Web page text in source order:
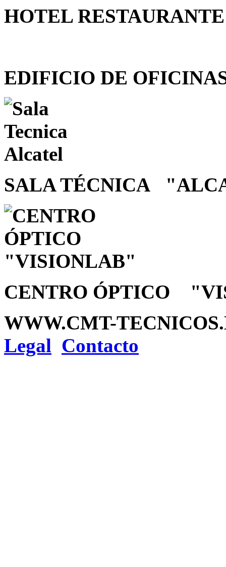
HOTEL
EDIFICIO DE
SALA TÉCNICA
CENTRO ÓPTICO
WWW.CMT-
Legal Contacto